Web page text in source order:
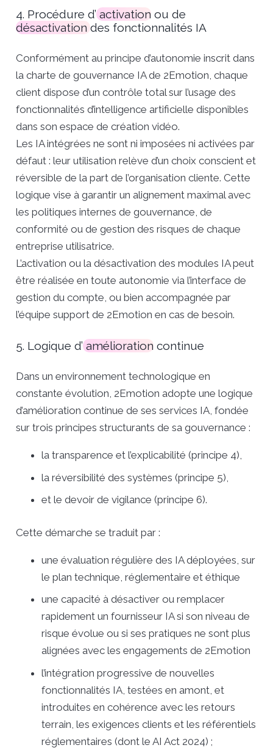
4. Procédure d’activationou de
désactivation des fonctionnalités IA
Conformément au principe d’autonomie inscrit dans
la charte de gouvernance IA de 2Emotion, chaque
client dispose d’un contrôle total sur l’usage des
fonctionnalités d’intelligence artificielle disponibles
dans son espace de création vidéo.
Les IA intégrées ne sont ni imposées ni activées par
défaut : leur utilisation relève d’un choix conscient et
réversible de la part de l’organisation cliente. Cette
logique vise à garantir un alignement maximal avec
les politiques internes de gouvernance, de
conformité ou de gestion des risques de chaque
entreprise utilisatrice.
L’activation ou la désactivation des modules IA peut
être réalisée en toute autonomie via l’interface de
gestion du compte, ou bien accompagnée par
l’équipe support de 2Emotion en cas de besoin.
5. Logique d’améliorationcontinue
Dans un environnement technologique en
constante évolution, 2Emotion adopte une logique
d’amélioration continue de ses services IA, fondée
sur trois principes structurants de sa gouvernance :
la transparence et l’explicabilité (principe 4),
la réversibilité des systèmes (principe 5),
et le devoir de vigilance (principe 6).
Cette démarche se traduit par :
une évaluation régulière des IA déployées, sur
le plan technique, réglementaire et éthique
une capacité à désactiver ou remplacer
rapidement un fournisseur IA si son niveau de
risque évolue ou si ses pratiques ne sont plus
alignées avec les engagements de 2Emotion
l’intégration progressive de nouvelles
fonctionnalités IA, testées en amont, et
introduites en cohérence avec les retours
terrain, les exigences clients et les référentiels
réglementaires (dont le AI Act 2024) ;